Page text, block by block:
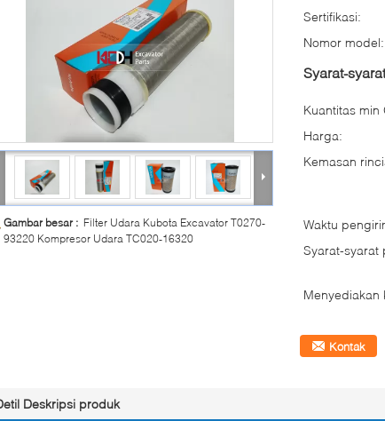
Gambar besar : Filter Udara Kubota Excavator T0270-
93220 Kompresor Udara TC020-16320
Sertifikasi:
Nomor model:
Syarat-
Kuantitas min
Harga:
Kemasan
Waktu
Syarat-syarat
Menyediakan
Kontak
Deskripsi produk